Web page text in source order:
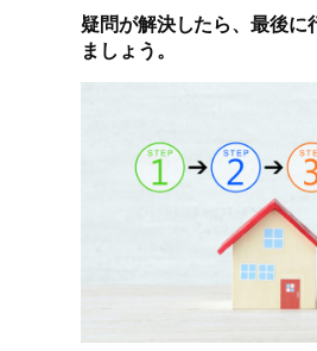
疑問が解決したら、最後に
ましょう。